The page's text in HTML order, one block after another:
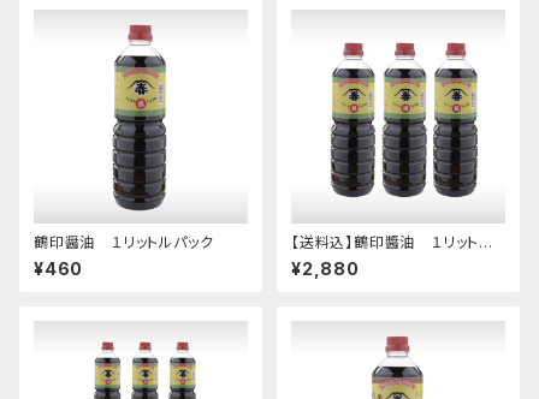
鶴印醤油 １リットルパック
¥460
【送料込】鶴印醬油 １リットル
パックが３本
¥2,880